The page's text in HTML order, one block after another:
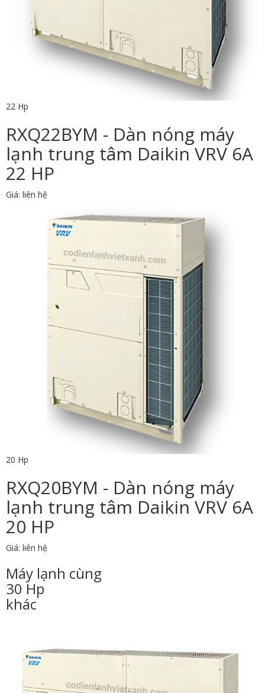
22 Hp
RXQ22BYM - Dàn nóng máy
lạnh trung tâm Daikin VRV 6A
22 HP
Giá: liên hệ
20 Hp
RXQ20BYM - Dàn nóng máy
lạnh trung tâm Daikin VRV 6A
20 HP
Giá: liên hệ
Máy lạnh cùng
30 Hp
khác